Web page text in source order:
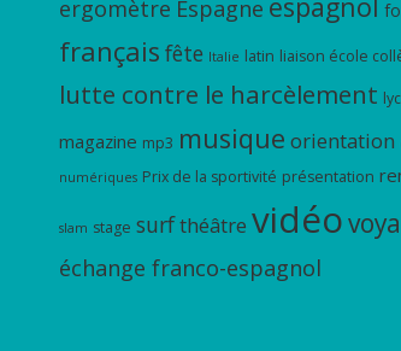
ergomètre Espagne
français fête Italie latin liaison école
lutte contre le harcèlement
magazine mp3 musique orientation
numériques Prix de la sportivité présentation
slam stage surfthéâtre vidéo
échange franco-espagnol